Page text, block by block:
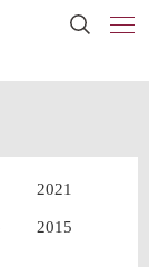
2021
2015